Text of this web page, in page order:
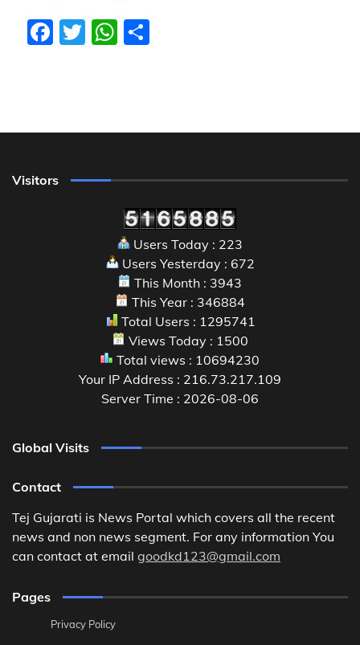
Facebook
TwitterWhatsApp
Visitors
Users Today : 223
Users Yesterday : 672
This Month : 3943
This Year : 346884
Total Users : 1295741
Views Today : 1500
Total views : 10694230
Your IP Address : 216.73.217.109
Server Time : 2026-08-06
Global Visits
Contact
Tej Gujarati is News Portal which covers all the recent
news and non news segment. For any information You
can contact at email goodkd123@gmail.com
Pages
Privacy Policy